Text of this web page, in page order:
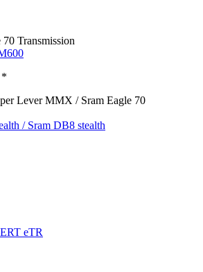
70 Transmission
*
Lever MMX / Sram Eagle 70
/ Sram DB8 stealth
eTR